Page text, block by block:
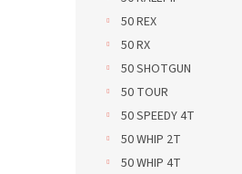
50 REX
50 RX
50 SHOTGUN
50 TOUR
50 SPEEDY 4T
50 WHIP 2T
50 WHIP 4T